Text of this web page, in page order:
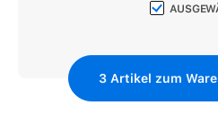
3 Artikel zum